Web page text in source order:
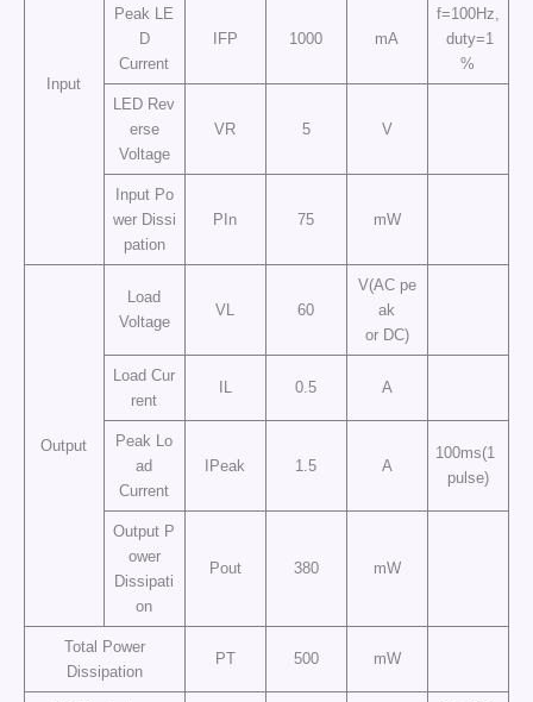
Input
Peak LE
D
Current
IFP 1000 mA
f=100Hz,
duty=1
%
LED Rev
erse
Voltage
VR 5 V
Input Po
wer Dissi
pation
PIn 75 mW
Output
Load
Voltage
VL 60
V(AC pe
ak
or DC)
Load Cur
rent
IL 0.5 A
Peak Lo
ad
Current
IPeak 1.5 A
100ms(1
pulse)
Output P
ower
Dissipati
on
Pout 380 mW
Total Power
Dissipation
PT 500 mW